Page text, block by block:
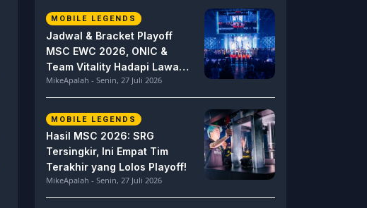
MOBILE LEGENDS
Jadwal & Bracket Playoff
MSC EWC 2026, ONIC &
Team Vitality Hadapi Lawan
Berat
MikeApalah - Senin, 27 Juli 2026
MOBILE LEGENDS
Hasil MSC 2026: SRG
Tersingkir, Ini Empat Tim
Terakhir yang Lolos Playoff!
MikeApalah - Senin, 27 Juli 2026